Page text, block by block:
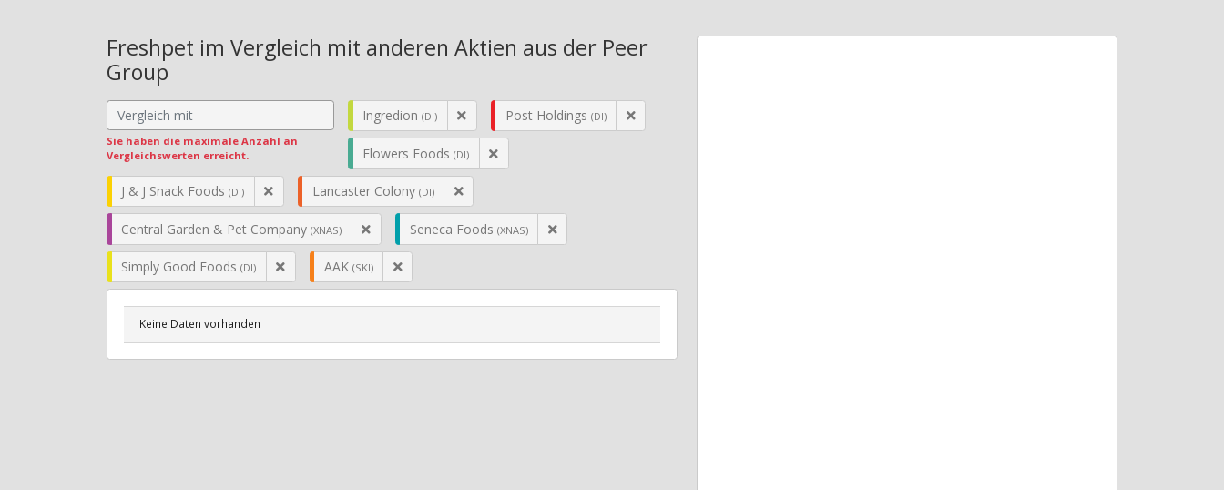
Freshpet im Vergleich mit anderen Aktien aus der Peer
Group
Sie haben die maximale Anzahl an
Vergleichswerten erreicht.
Ingredion (DI) Post Holdings (DI)
Flowers Foods (DI)
J & J Snack Foods (DI) Lancaster Colony (DI)
Central Garden & Pet Company (XNAS) Seneca Foods (XNAS)
Simply Good Foods (DI) AAK (SKI)
Keine Daten vorhanden